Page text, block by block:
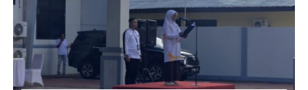
O
N